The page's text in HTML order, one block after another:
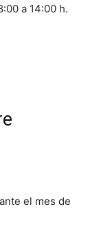
a 14:00 h.
el mes de